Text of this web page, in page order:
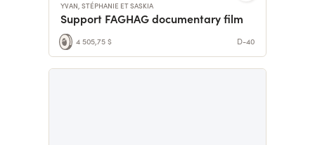
YVAN, STÉPHANIE ET SASKIA
Support FAGHAG documentary film
4 505,75 $ D-40